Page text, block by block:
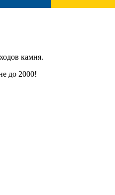
камня.
до 2000!